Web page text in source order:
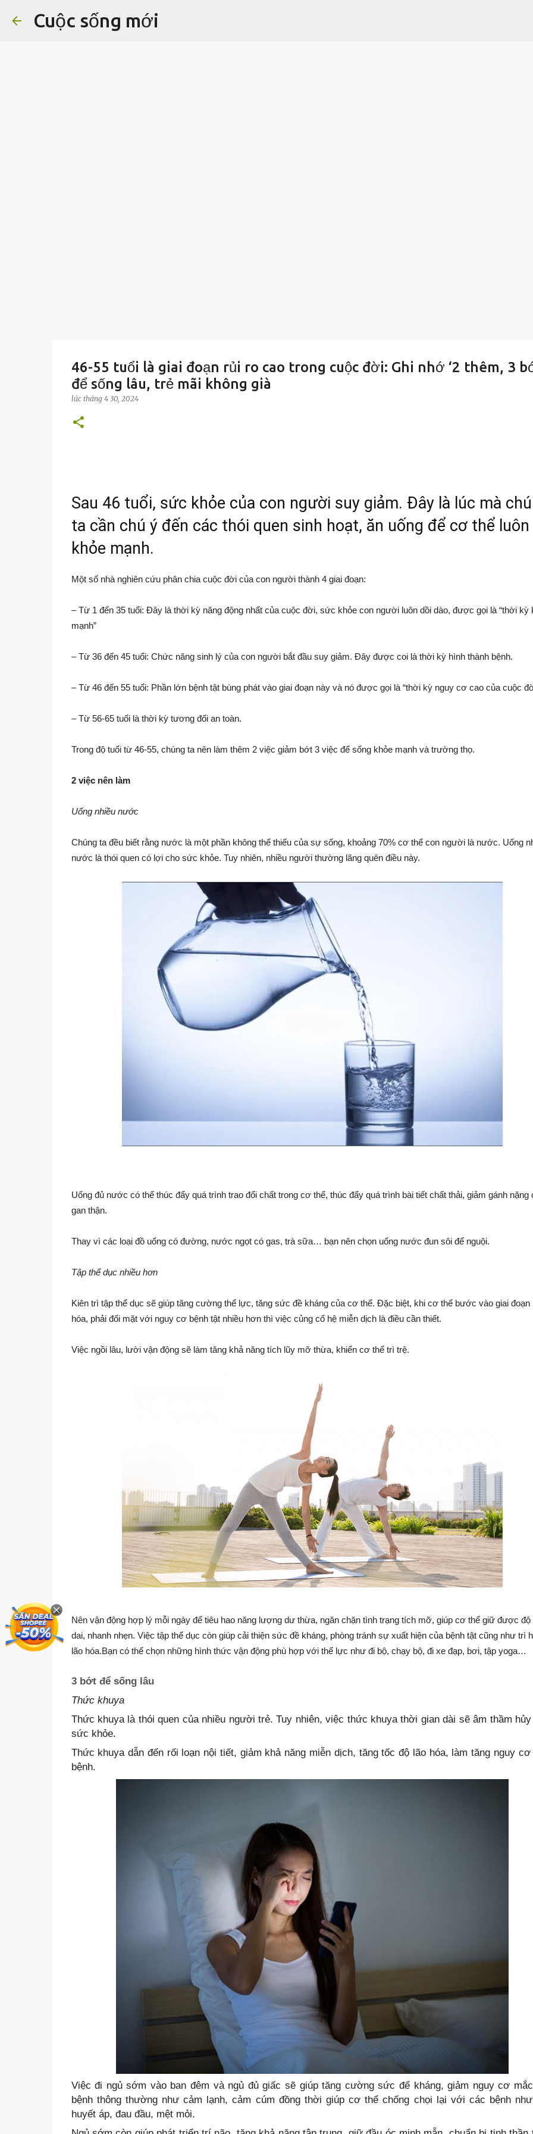
Cuộc sống mới
46-55 tuổi là giai đoạn rủi ro cao trong cuộc đời: Ghi nhớ ‘2 thêm, 3
để sống lâu, trẻ mãi không già
lúc tháng 4 30, 2024
Sau 46 tuổi, sức khỏe của con người suy giảm. Đây là lúc mà
ta cần chú ý đến các thói quen sinh hoạt, ăn uống để cơ thể luôn
khỏe mạnh.
Một số nhà nghiên cứu phân chia cuộc đời của con người thành 4 giai đoạn:
– Từ 1 đến 35 tuổi: Đây là thời kỳ năng động nhất của cuộc đời, sức khỏe con người luôn dồi dào, được gọi là “thời kỳ
mạnh”
– Từ 36 đến 45 tuổi: Chức năng sinh lý của con người bắt đầu suy giảm. Đây được coi là thời kỳ hình thành bệnh.
– Từ 46 đến 55 tuổi: Phần lớn bệnh tật bùng phát vào giai đoạn này và nó được gọi là “thời kỳ nguy cơ cao của cuộc
– Từ 56-65 tuổi là thời kỳ tương đối an toàn.
Trong độ tuổi từ 46-55, chúng ta nên làm thêm 2 việc giảm bớt 3 việc để sống khỏe mạnh và trường thọ.
2 việc nên làm
Uống nhiều nước
Chúng ta đều biết rằng nước là một phần không thể thiếu của sự sống, khoảng 70% cơ thể con người là nước. Uống
nước là thói quen có lợi cho sức khỏe. Tuy nhiên, nhiều người thường lãng quên điều này.
Uống đủ nước có thể thúc đẩy quá trình trao đổi chất trong cơ thể, thúc đẩy quá trình bài tiết chất thải, giảm gánh nặng
gan thận.
Thay vì các loại đồ uống có đường, nước ngọt có gas, trà sữa… bạn nên chọn uống nước đun sôi để nguội.
Tập thể dục nhiều hơn
Kiên trì tập thể dục sẽ giúp tăng cường thể lực, tăng sức đề kháng của cơ thể. Đặc biệt, khi cơ thể bước vào giai đoạn
hóa, phải đối mặt với nguy cơ bệnh tật nhiều hơn thì việc củng cố hệ miễn dịch là điều cần thiết.
Việc ngồi lâu, lười vận động sẽ làm tăng khả năng tích lũy mỡ thừa, khiến cơ thể trì trệ.
Nên vận động hợp lý mỗi ngày để tiêu hao năng lượng dư thừa, ngăn chặn tình trạng tích mỡ, giúp cơ thể giữ được độ
dai, nhanh nhẹn. Việc tập thể dục còn giúp cải thiện sức đề kháng, phòng tránh sự xuất hiện của bệnh tật cũng như trì
lão hóa.Bạn có thể chọn những hình thức vận động phù hợp với thể lực như đi bộ, chạy bộ, đi xe đạp, bơi, tập yoga…
3 bớt để sống lâu
Thức khuya
Thức khuya là thói quen của nhiều người trẻ. Tuy nhiên, việc thức khuya thời gian dài sẽ âm thầm hủy
sức khỏe.
Thức khuya dẫn đến rối loạn nội tiết, giảm khả năng miễn dịch, tăng tốc độ lão hóa, làm tăng nguy cơ
bệnh.
Việc đi ngủ sớm vào ban đêm và ngủ đủ giấc sẽ giúp tăng cường sức để kháng, giảm nguy cơ
bệnh thông thường như cảm lạnh, cảm cúm đồng thời giúp cơ thể chống chọi lại với các bệnh
huyết áp, đau đầu, mệt mỏi.